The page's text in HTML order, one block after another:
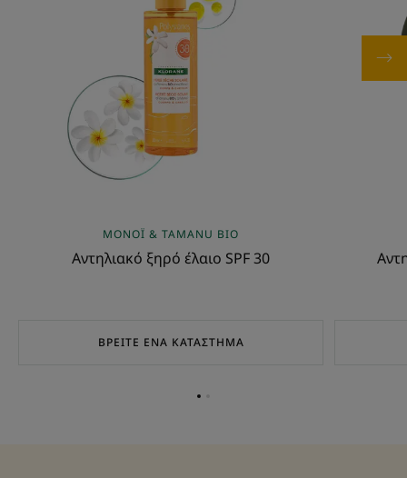
MONOÏ & TAMANU BIO
Αντηλιακό ξηρό έλαιο SPF 30
ΒΡΕΊΤΕ ΈΝΑ ΚΑΤΆΣΤΗΜΑ
Go